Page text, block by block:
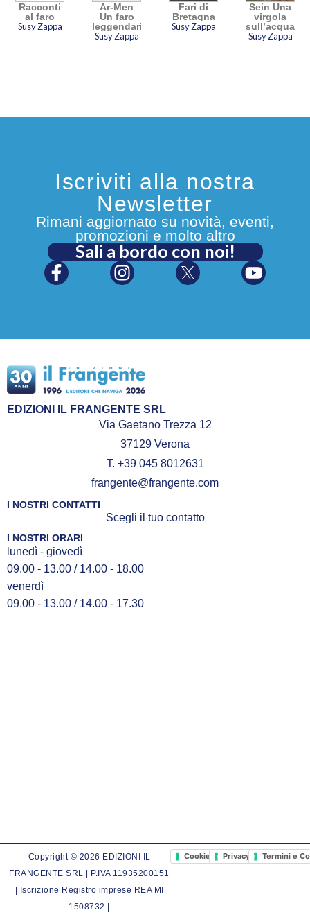
Racconti
al faro
Susy Zappa
Ar-Men
Un faro
leggendario
Susy Zappa
Fari di
Bretagna
Susy Zappa
Sein Una
virgola
sull’acqua
Susy Zappa
Iscriviti alla nostra
Newsletter
Rimani aggiornato su novità, eventi,
promozioni e molto altro
Sali a bordo con noi!
EDIZIONI IL FRANGENTE SRL
Via Gaetano Trezza 12
37129 Verona
T. +39 045 8012631
frangente@frangente.com
I NOSTRI CONTATTI
Scegli il tuo contatto
I NOSTRI ORARI
lunedì - giovedì
09.00 - 13.00 / 14.00 - 18.00
venerdì
09.00 - 13.00 / 14.00 - 17.30
Copyright © 2026 EDIZIONI IL
FRANGENTE SRL | P.IVA 11935200151
| Iscrizione Registro imprese REA MI
1508732 |
Cookie PolicyPrivacy PolicyTermini e